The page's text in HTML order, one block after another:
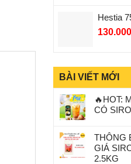
Hestia
130.000
BÀI VIẾT MỚI
🔥HOT:
CÓ
THÔNG
GIÁ
2.5KG